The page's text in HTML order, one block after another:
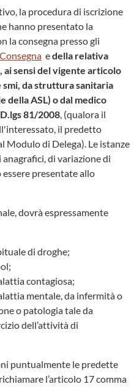
la procedura di iscrizione
hanno presentato la
la consegna presso gli
edella relativa
sensi del vigente articolo
smi, da struttura sanitaria
della ASL) o dal medico
81/2008, (qualora il
il predetto
Modulo di Delega). Le istanze
di variazione di
presentate allo
dovrà espressamente
di droghe;
contagiosa;
mentale, da infermità o
o patologia tale da
dell’attività di
puntualmente le predette
l’articolo 17 comma